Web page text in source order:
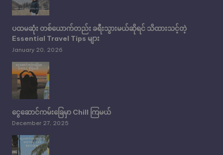
ပထမဆုံး တစ်ယောက်တည်း ခရီးသွားမယ်ဆိုရင် သိထားသင့်တဲ့
Essential Travel Tips များ
January 20, 2026
ငွေဆောင်ကမ်းခြေမှာ Chill ကြမယ်
December 27, 2025